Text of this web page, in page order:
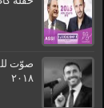
صوّت
٢٠١٨